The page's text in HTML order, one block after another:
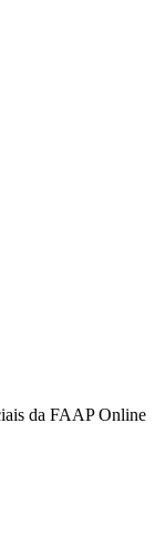
da FAAP Online